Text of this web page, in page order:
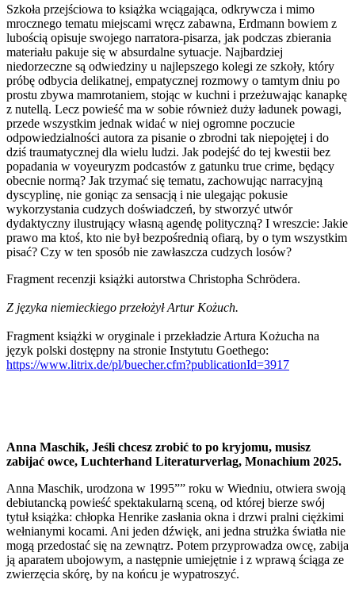
Szkoła przejściowa to książka wciągająca, odkrywcza i mimo
mrocznego tematu miejscami wręcz zabawna, Erdmann bowiem z
lubością opisuje swojego narratora-pisarza, jak podczas zbierania
materiału pakuje się w absurdalne sytuacje. Najbardziej
niedorzeczne są odwiedziny u najlepszego kolegi ze szkoły, który
próbę odbycia delikatnej, empatycznej rozmowy o tamtym dniu po
prostu zbywa mamrotaniem, stojąc w kuchni i przeżuwając kanapkę
z nutellą. Lecz powieść ma w sobie również duży ładunek powagi,
przede wszystkim jednak widać w niej ogromne poczucie
odpowiedzialności autora za pisanie o zbrodni tak niepojętej i do
dziś traumatycznej dla wielu ludzi. Jak podejść do tej kwestii bez
popadania w voyeuryzm podcastów z gatunku true crime, będący
obecnie normą? Jak trzymać się tematu, zachowując narracyjną
dyscyplinę, nie goniąc za sensacją i nie ulegając pokusie
wykorzystania cudzych doświadczeń, by stworzyć utwór
dydaktyczny ilustrujący własną agendę polityczną? I wreszcie: Jakie
prawo ma ktoś, kto nie był bezpośrednią ofiarą, by o tym wszystkim
pisać? Czy w ten sposób nie zawłaszcza cudzych losów?
Fragment recenzji książki autorstwa Christopha Schrödera.
Z języka niemieckiego przełożył Artur Kożuch.
Fragment książki w oryginale i przekładzie Artura Kożucha na
język polski dostępny na stronie Instytutu Goethego:
https://www.litrix.de/pl/buecher.cfm?publicationId=3917
Anna Maschik, Jeśli chcesz zrobić to po kryjomu, musisz
zabijać owce, Luchterhand Literaturverlag, Monachium 2025.
Anna Maschik, urodzona w 1995”” roku w Wiedniu, otwiera swoją
debiutancką powieść spektakularną sceną, od której bierze swój
tytuł książka: chłopka Henrike zasłania okna i drzwi pralni ciężkimi
wełnianymi kocami. Ani jeden dźwięk, ani jedna strużka światła nie
mogą przedostać się na zewnątrz. Potem przyprowadza owcę, zabija
ją aparatem ubojowym, a następnie umiejętnie i z wprawą ściąga ze
zwierzęcia skórę, by na końcu je wypatroszyć.